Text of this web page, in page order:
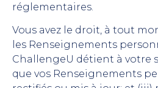
réglementaires.
Vous avez le droit, à tout
les Renseignements
ChallengeU détient à votre
que vos Renseignements